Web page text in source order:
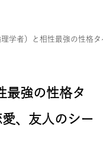
理学者）と相性最強の性格
最強の性格タ
、友人のシー